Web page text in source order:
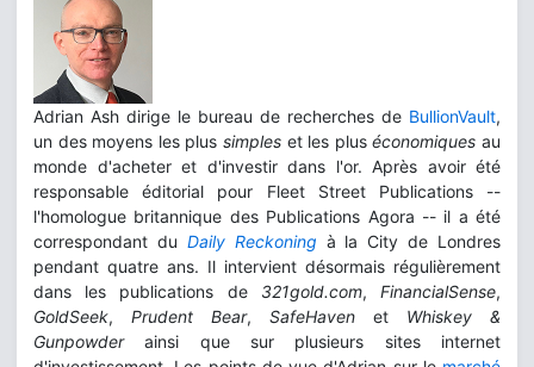
Adrian Ash dirige le bureau de recherches de BullionVault,
un des moyens les plus simples et les pluséconomiquesau
monde d'acheter et d'investir dans l'or. Après avoir été
responsable éditorial pour Fleet Street Publications --
l'homologue britannique des Publications Agora -- il a été
correspondant du Daily Reckoning à la City de Londres
pendant quatre ans. Il intervient désormais régulièrement
dans les publications de 321gold.com,FinancialSense,
GoldSeek, Prudent Bear, SafeHaven et Whiskey &
Gunpowderainsi que sur plusieurs sites internet